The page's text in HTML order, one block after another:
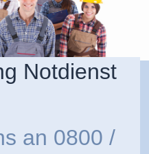
Notdienst
an 0800 /